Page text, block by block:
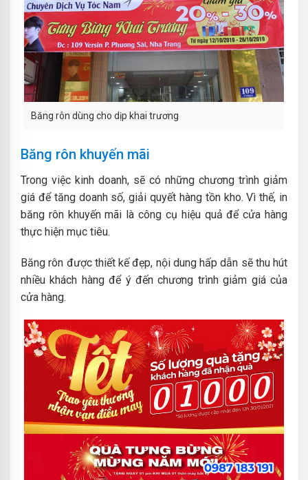
Băng rôn dùng cho dịp khai trương
Băng rôn khuyến mãi
Trong việc kinh doanh, sẽ có những chương trình giảm
giá để tăng doanh số, giải quyết hàng tồn kho. Vì thế, in
băng rôn khuyến mãi là công cụ hiệu quả để cửa hàng
thực hiện mục tiêu.
Băng rôn được thiết kế đẹp, nội dung hấp dẫn sẽ thu hút
nhiều khách hàng để ý đến chương trình giảm giá của
cửa hàng.